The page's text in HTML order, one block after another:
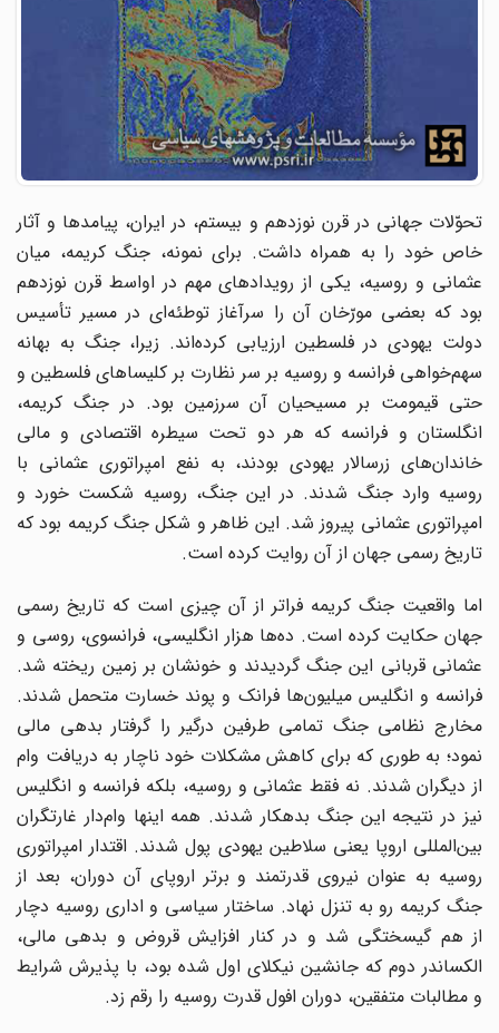
تحوّلات جهانی در قرن نوزدهم و بیستم، در ایران، پیامدها و آثار
خاص خود را به همراه داشت. برای نمونه، جنگ کریمه، میان
عثمانی و روسیه، یکی از رویدادهای مهم در اواسط قرن نوزدهم
بود که بعضی مورّخان آن را سرآغاز توطئه‌ای در مسیر تأسیس
دولت یهودی در فلسطین ارزیابی کرده‌اند. زیرا، جنگ به بهانه
سهم‌خواهی فرانسه و روسیه بر سر نظارت بر کلیساهای فلسطین و
حتی قیمومت بر مسیحیان آن سرزمین بود. در جنگ کریمه،
انگلستان و فرانسه که هر دو تحت سیطره اقتصادی و مالی
خاندان‌های زرسالار یهودی بودند، به نفع امپراتوری عثمانی با
روسیه وارد جنگ شدند. در این جنگ، روسیه شکست خورد و
امپراتوری عثمانی پیروز شد. این ظاهر و شکل جنگ کریمه بود که
تاریخ رسمی جهان از آن روایت کرده است.
اما واقعیت جنگ کریمه فراتر از آن چیزی است که تاریخ رسمی
جهان حکایت کرده است. ده‌ها هزار انگلیسی، فرانسوی، روسی و
عثمانی قربانی این جنگ گردیدند و خونشان بر زمین ریخته شد.
فرانسه و انگلیس میلیون‌ها فرانک و پوند خسارت متحمل شدند.
مخارج نظامی جنگ تمامی طرفین درگیر را گرفتار بدهی مالی
نمود؛ به طوری که برای کاهش مشکلات خود ناچار به دریافت وام
از دیگران شدند. نه فقط عثمانی و روسیه، بلکه فرانسه و انگلیس
نیز در نتیجه این جنگ بدهکار شدند. همه اینها وام‌دار غارتگران
بین‌المللی اروپا یعنی سلاطین یهودی پول شدند. اقتدار امپراتوری
روسیه به عنوان نیروی قدرتمند و برتر اروپای آن دوران، بعد از
جنگ کریمه رو به تنزل نهاد. ساختار سیاسی و اداری روسیه دچار
از هم گیسختگی شد و در کنار افزایش قروض و بدهی مالی،
الکساندر دوم که جانشین نیکلای اول شده بود، با پذیرش شرایط
و مطالبات متفقین، دوران افول قدرت روسیه را رقم زد.